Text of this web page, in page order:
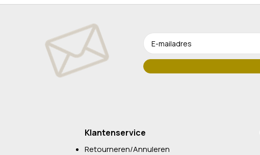
Klantenservice
Retourneren/Annuleren